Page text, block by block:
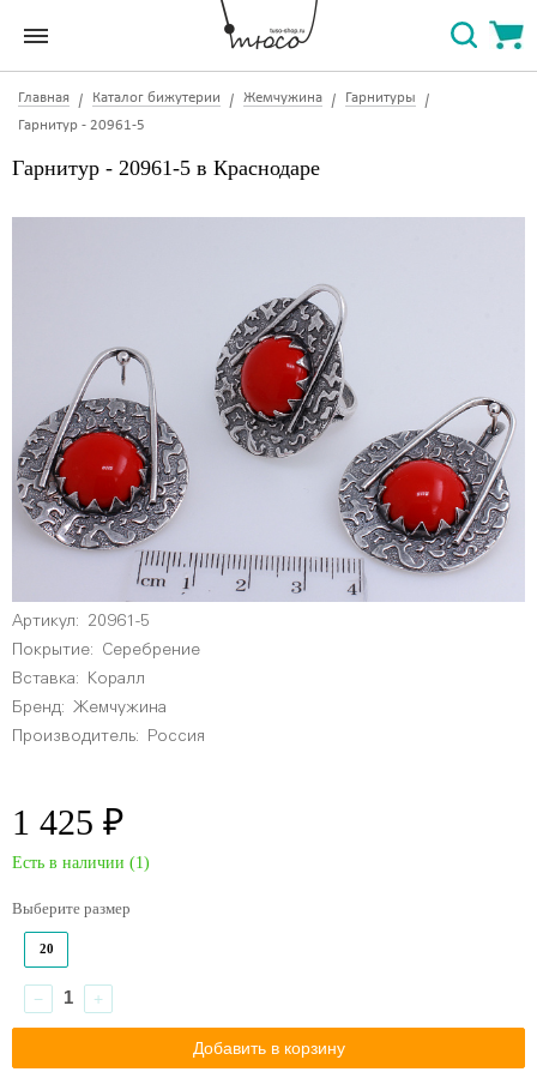
Главная Каталог бижутерии Жемчужина
Гарнитуры
Гарнитур - 20961-5
Гарнитур - 20961-5 в Краснодаре
Артикул:
20961-5
Покрытие: Серебрение
Вставка: Коралл
Бренд: Жемчужина
Производитель: Россия
1 425 ₽
Есть в наличии (1)
Выберите размер
20
− +